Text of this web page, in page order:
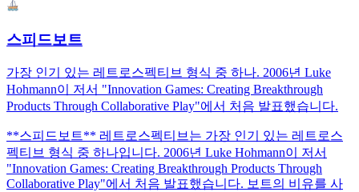
스피드보트
가장 인기 있는 레트로스펙티브 형식 중 하나. 2006년 Luke
Hohmann이 저서 "Innovation Games: Creating Breakthrough
Products Through Collaborative Play"에서 처음 발표했습니다.
**스피드보트** 레트로스펙티브는 가장 인기 있는 레트로스
펙티브 형식 중 하나입니다. 2006년 Luke Hohmann이 저서
"Innovation Games: Creating Breakthrough Products Through
Collaborative Play"에서 처음 발표했습니다. 보트의 비유를 사